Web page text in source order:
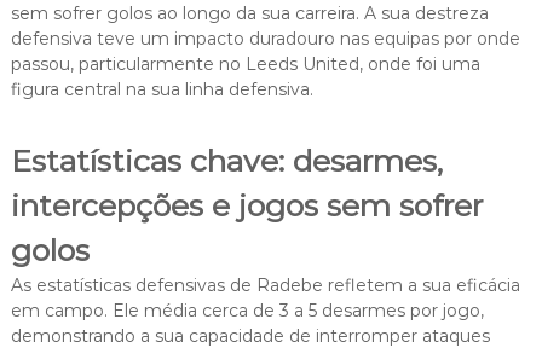
sem sofrer golos ao longo da sua carreira. A sua destreza
defensiva teve um impacto duradouro nas equipas por onde
passou, particularmente no Leeds United, onde foi uma
figura central na sua linha defensiva.
Estatísticas chave: desarmes,
intercepções e jogos sem sofrer
golos
As estatísticas defensivas de Radebe refletem a sua eficácia
em campo. Ele média cerca de 3 a 5 desarmes por jogo,
demonstrando a sua capacidade de interromper ataques